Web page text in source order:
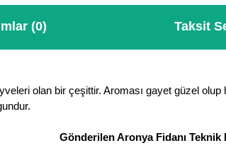
(0) Taksit
olan bir çeşittir. Aroması gayet güzel olup
Gönderilen Aronya Fidanı Teknik